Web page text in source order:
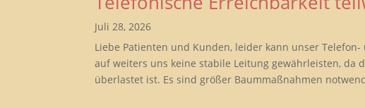
Juli 28, 2026
Liebe Patienten und Kunden, leider kann unser
auf weiters uns keine stabile Leitung gewährleisten, da
überlastet ist. Es sind größer Baummaßnahmen